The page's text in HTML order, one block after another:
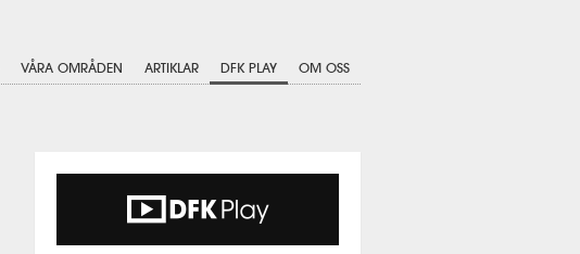
VÅRA OMRÅDEN ARTIKLAR DFK PLAY OM OSS